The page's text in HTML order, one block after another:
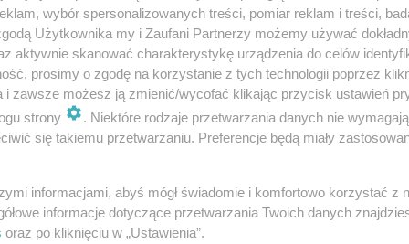
informacje, że ulubiony show telewizji Polsat powróci na antenę. W
nie zobacz…
"Must Be he Music. Tylko muzyka", ale bez
czekali wszyscy fani Must Be the Music. Wiadomo już oficjalnie,
przerwie powróci na antenę. Niestety, nie zobaczymy w nim Elżbiety
wybór spersonalizowanych treści, pomiar reklam i treści,
Użytkownika my i Zaufani Partnerzy możemy używać
aktywnie skanować charakterystykę urządzenia do celów
prosimy o zgodę na korzystanie z tych technologii poprzez
i zawsze możesz ją zmienić/wycofać klikając przycisk ustawień
strony
. Niektóre rodzaje przetwarzania danych nie
się takiemu przetwarzaniu. Preferencje będą miały
informacjami, abyś mógł świadomie i komfortowo korzystać z
informacje dotyczące przetwarzania Twoich danych
oraz po kliknięciu w „Ustawienia”.